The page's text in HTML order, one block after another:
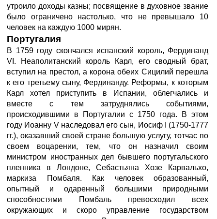
утроило доходы казны; посвящение в духовное звание
было ограничено настолько, что не превышало 10
человек на каждую 1000 мирян.
Португалия
В 1759 году скончался испанский король, Фердинанд
VI. Неаполитанский король Карл, его сводный брат,
вступил на престол, а корона обеих Сицилий перешла
к его третьему сыну, Фердинанду. Реформы, к которым
Карл хотел приступить в Испании, облегчались и
вместе с тем затруднялись событиями,
происходившими в Португалии с 1750 года. В этом
году Иоанну V наследовал его сын, Иосиф I (1750-1777
гг.), оказавший своей стране большую услугу, тотчас по
своем воцарении, тем, что он назначил своим
министром иностранных дел бывшего португальского
пленника в Лондоне, Себастьяна Хозе Карвальхо,
маркиза Помбаля. Как человек образованный,
опытный и одаренный большими природными
способностями Помбаль превосходил всех
окружающих и скоро управление государством